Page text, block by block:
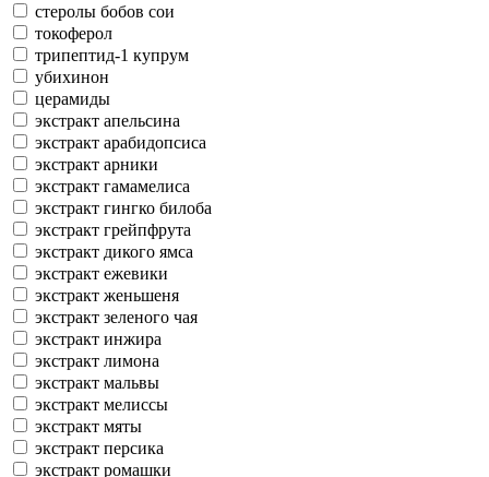
стеролы бобов сои
токоферол
трипептид-1 купрум
убихинон
церамиды
экстракт апельсина
экстракт арабидопсиса
экстракт арники
экстракт гамамелиса
экстракт гингко билоба
экстракт грейпфрута
экстракт дикого ямса
экстракт ежевики
экстракт женьшеня
экстракт зеленого чая
экстракт инжира
экстракт лимона
экстракт мальвы
экстракт мелиссы
экстракт мяты
экстракт персика
экстракт ромашки